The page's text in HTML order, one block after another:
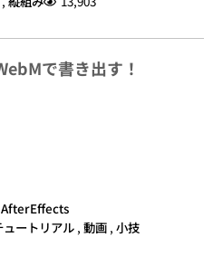
で書き出す！
ュートリアル , 動画 , 小技